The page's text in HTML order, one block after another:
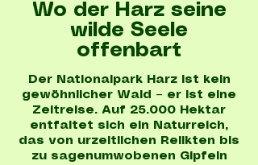
Wo der Harz seine
wilde Seele
offenbart
Der Nationalpark Harz ist kein
gewöhnlicher Wald – er ist eine
Zeitreise. Auf 25.000 Hektar
entfaltet sich ein Naturreich,
das von urzeitlichen Relikten bis
zu sagenumwobenen Gipfeln